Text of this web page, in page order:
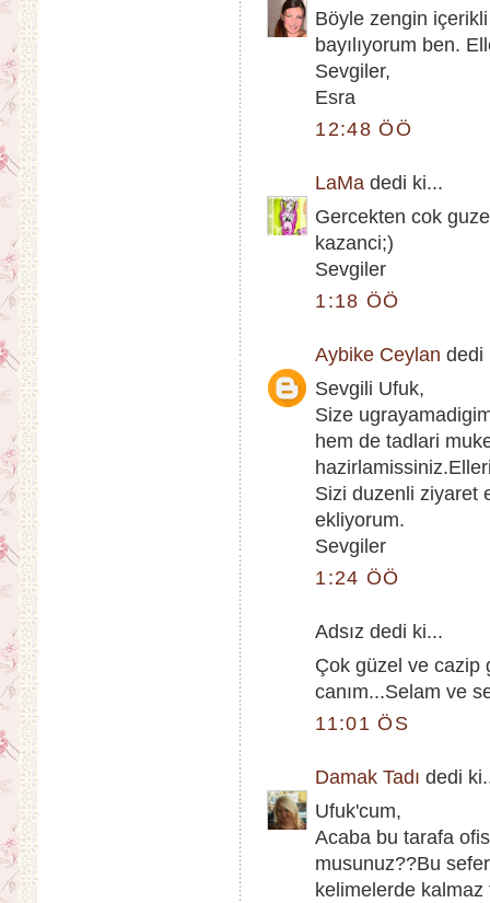
Böyle zengin
bayılıyorum ben.
Sevgiler,
Esra
12:48 ÖÖ
LaMa dedi ki...
Gercekten cok
kazanci;)
Sevgiler
1:18 ÖÖ
Aybike Ceylan dedi
Sevgili Ufuk,
Size
hem de tadlari
Sizi duzenli ziyaret
ekliyorum.
Sevgiler
1:24 ÖÖ
Adsız dedi ki...
Çok güzel ve cazip
canım...Selam ve
11:01 ÖS
Damak Tadı dedi
Ufuk'cum,
Acaba bu tarafa
musunuz??Bu
kelimelerde kalmaz